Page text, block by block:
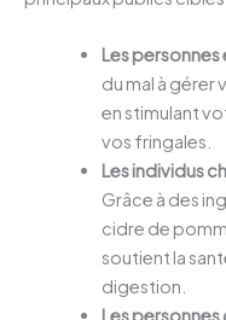
Les personnes
du mal à
en stimulant
vos fringales.
Les individus
Grâce à des
cidre de
soutient la
digestion.
Les personnes